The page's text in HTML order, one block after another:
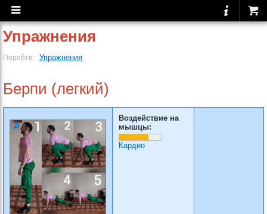
Упражнения
Перейти: Упражнения
Берпи (легкий)
Воздействие на
мышцы:
Кардио